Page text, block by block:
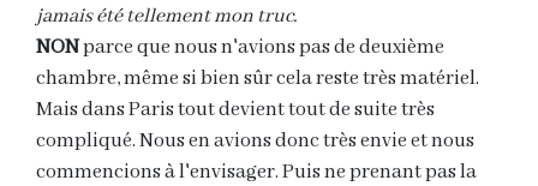
jamais été tellement mon truc.
NONparce que nous n'avions pas de deuxième
chambre, même si bien sûr cela reste très matériel.
Mais dans Paris tout devient tout de suite très
compliqué. Nous en avions donc très envie et nous
commencions à l'envisager. Puis ne prenant pas la